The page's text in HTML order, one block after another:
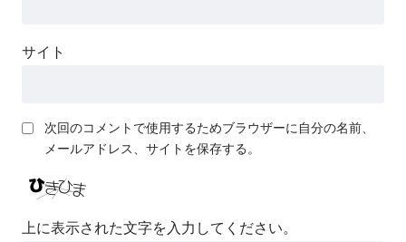
サイト
次回のコメントで使用するためブラウザーに自分の名前、
メールアドレス、サイトを保存する。
上に表示された文字を入力してください。